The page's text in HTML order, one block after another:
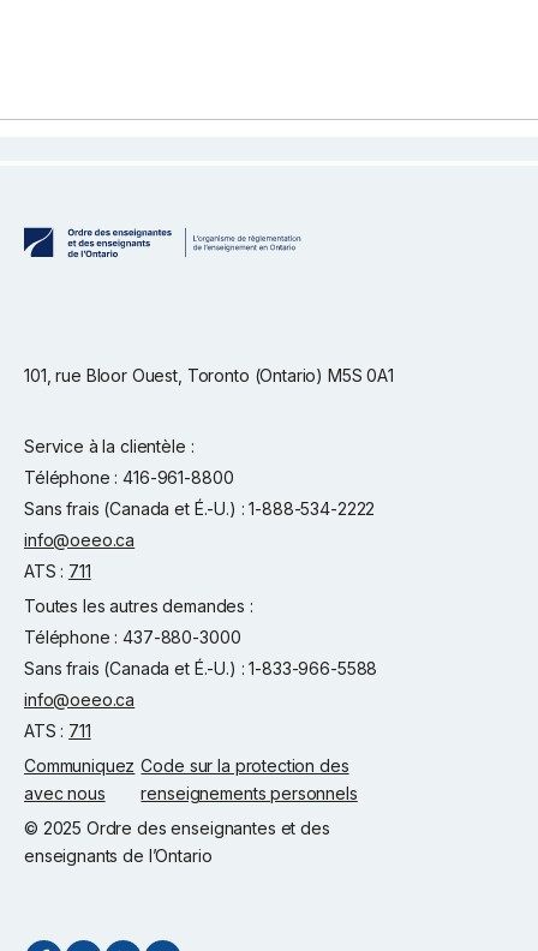
101, rue Bloor Ouest, Toronto (Ontario) M5S 0A1
Service à la clientèle :
Téléphone : 416-961-8800
Sans frais (Canada et É.-U.) : 1-888-534-2222
info@oeeo.ca
ATS : 711
Toutes les autres demandes :
Téléphone : 437-880-3000
Sans frais (Canada et É.-U.) : 1-833-966-5588
info@oeeo.ca
ATS : 711
Communiquez
avec nous
Code sur la protection des
renseignements personnels
© 2025 Ordre des enseignantes et des
enseignants de l’Ontario